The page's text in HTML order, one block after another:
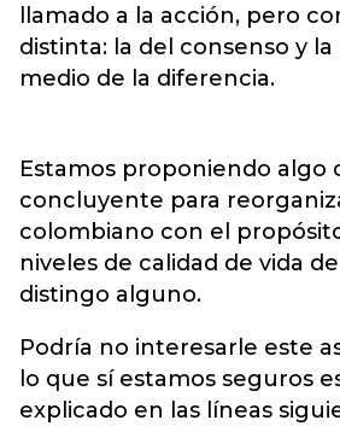
llamado a la acción, pero
distinta: la del consenso y la
medio de la diferencia.
Estamos proponiendo algo
concluyente para
colombiano con el
niveles de calidad de vida
distingo alguno.
Podría no interesarle este
lo que sí estamos seguros
explicado en las líneas